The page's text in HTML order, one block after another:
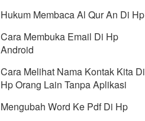
Hukum Membaca Al Qur An Di Hp
Cara Membuka Email Di Hp
Android
Cara Melihat Nama Kontak Kita Di
Hp Orang Lain Tanpa Aplikasi
Mengubah Word Ke Pdf Di Hp